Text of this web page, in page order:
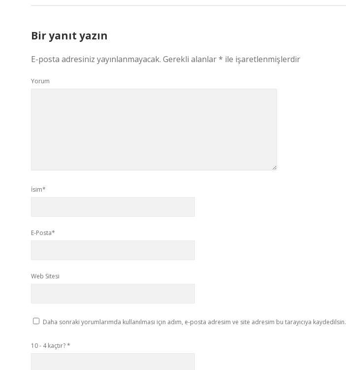
Bir yanıt yazın
E-posta adresiniz yayınlanmayacak. Gerekli alanlar* ile işaretlenmişlerdir
Yorum
İsim*
E-Posta*
Web Sitesi
Daha sonraki yorumlarımda kullanılması için adım, e-posta adresim ve site adresim bu tarayıcıya kaydedilsin.
10 - 4 kaçtır?*